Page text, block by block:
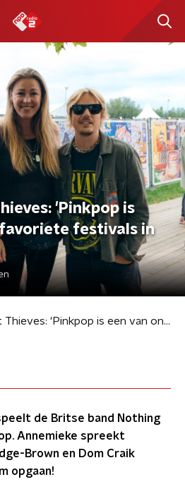
'Pinkpop is
festivals in
Nothing But Thieves: 'Pinkpop is een van onze favoriete festivals in de wereld'
de Britse band Nothing
Annemieke spreekt
Brown en Dom Craik
opgaan!